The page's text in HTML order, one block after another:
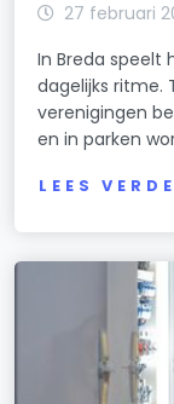
27 februari
In Breda speelt
dagelijks ritme.
verenigingen
en in parken
LEES